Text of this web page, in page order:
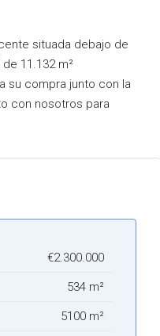
situada debajo de
11.132 m²
su compra junto con la
con nosotros para
€2.300.000
534 m²
5100 m²